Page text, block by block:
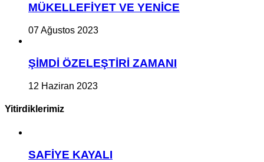
MÜKELLEFİYET VE YENİCE
07 Ağustos 2023
ŞİMDİ ÖZELEŞTİRİ ZAMANI
12 Haziran 2023
Yitirdiklerimiz
SAFİYE KAYALI